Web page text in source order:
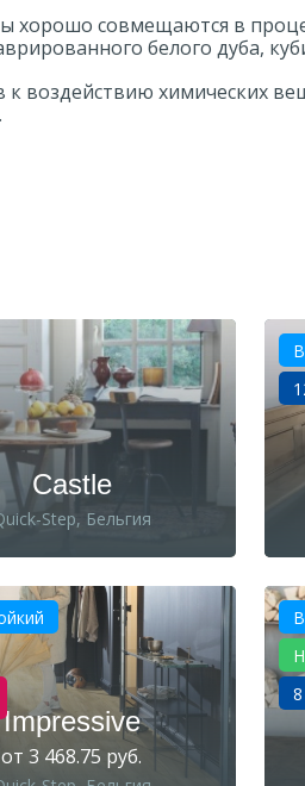
хорошо совмещаются в
белого дуба,
к воздействию химических
Castle
Step, Бельгия
Impressive
от 3 468.75 руб.